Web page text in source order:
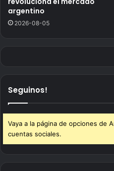
argentino
2026-08-05
Seguinos!
Vaya a la página de opciones de
cuentas sociales.